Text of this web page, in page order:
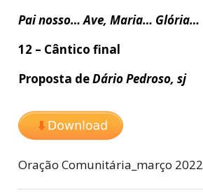
Pai nosso… Ave, Maria… Glória…
12 – Cântico final
Proposta deDário Pedroso, sj
Oração Comunitária_março 2022